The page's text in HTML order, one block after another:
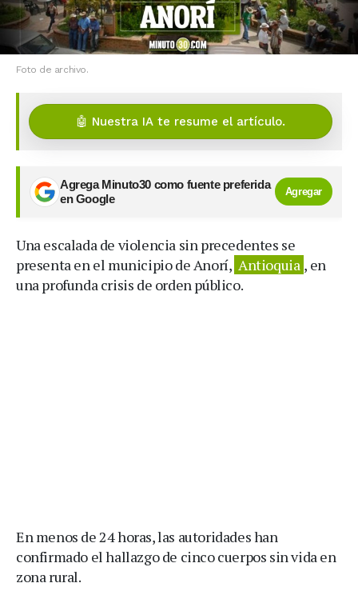
Foto de archivo.
🤖 Nuestra IA te resume el artículo.
Agrega Minuto30 como fuente preferida
en Google
Agregar
Una escalada de violencia sin precedentes se
presenta en el municipio de Anorí, Antioquia , en
una profunda crisis de orden público.
En menos de 24 horas, las autoridades han
confirmado el hallazgo de cinco cuerpos sin vida en
zona rural.